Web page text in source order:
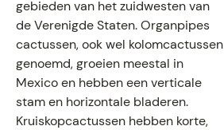
gebieden van het zuidwesten van
de Verenigde Staten. Organpipes
cactussen, ook wel kolomcactussen
genoemd, groeien meestal in
Mexico en hebben een verticale
stam en horizontale bladeren.
Kruiskopcactussen hebben korte,